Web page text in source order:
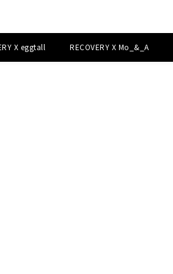
X eggtall RECOVERY X Mo_&_A